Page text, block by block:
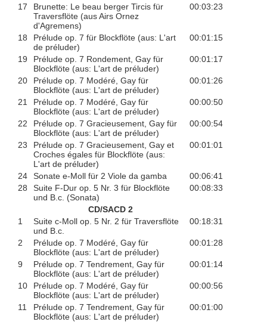
17
Brunette: Le beau berger Tircis für
Traversflöte (aus Airs Ornez
d'Agremens)
00:03:23
18
Prélude op. 7 für Blockflöte (aus: L'art
de préluder)
00:01:15
19
Prélude op. 7 Rondement, Gay für
Blockflöte (aus: L'art de préluder)
00:01:17
20
Prélude op. 7 Modéré, Gay für
Blockflöte (aus: L'art de préluder)
00:01:26
21
Prélude op. 7 Modéré, Gay für
Blockflöte (aus: L'art de préluder)
00:00:50
22
Prélude op. 7 Gracieusement, Gay für
Blockflöte (aus: L'art de préluder)
00:00:54
23
Prélude op. 7 Gracieusement, Gay et
Croches égales für Blockflöte (aus:
L'art de préluder)
00:01:01
24 Sonate e-Moll für 2 Viole da gamba
00:06:41
28
Suite F-Dur op. 5 Nr. 3 für Blockflöte
und B.c. (Sonata)
00:08:33
CD/SACD 2
1
Suite c-Moll op. 5 Nr. 2 für Traversflöte
und B.c.
00:18:31
2
Prélude op. 7 Modéré, Gay für
Blockflöte (aus: L'art de préluder)
00:01:28
9
Prélude op. 7 Tendrement, Gay für
Blockflöte (aus: L'art de préluder)
00:01:14
10
Prélude op. 7 Modéré, Gay für
Blockflöte (aus: L'art de préluder)
00:00:56
11
Prélude op. 7 Tendrement, Gay für
Blockflöte (aus: L'art de préluder)
00:01:00